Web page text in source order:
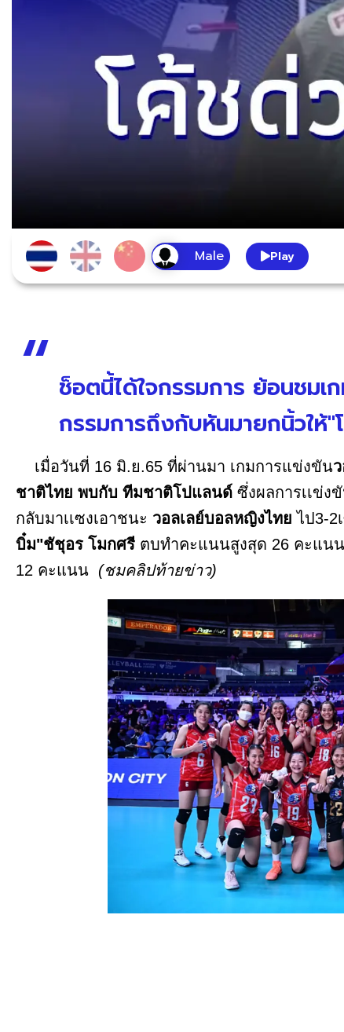
Play
ช็อตนี้ได้ใจกรรมการ ย้อนชมเ
กรรมการถึงกับหันมายกนิ้วให้"
เมื่อวันที่ 16 มิ.ย.65 ที่ผ่านมา เกมการแข่งขัน
ชาติไทย พบกับ ทีมชาติโปแลนด์ ซึ่งผลการเเข่ง
กลับมาเเซงเอาชนะ วอลเลย์บอลหญิงไทย ไป3-2
บิ๋ม"ชัชุอร โมกศรี ตบทำคะแนนสูงสุด 26 คะแน
12 คะแนน (ชมคลิปท้ายข่าว)